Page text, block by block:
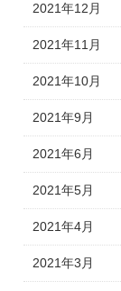
2021年12月
2021年11月
2021年10月
2021年9月
2021年6月
2021年5月
2021年4月
2021年3月